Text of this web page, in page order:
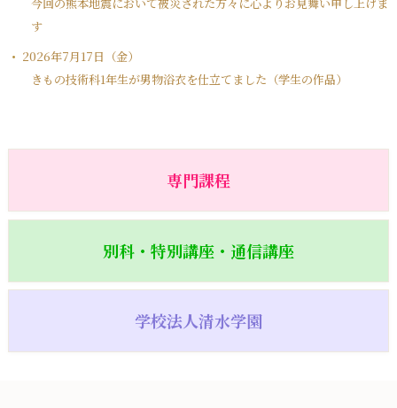
す
2026年7月17日（金）
きもの技術科1年生が男物浴衣を仕立てました（学生の作品）
専門課程
別科・特別講座・通信講座
学校法人清水学園